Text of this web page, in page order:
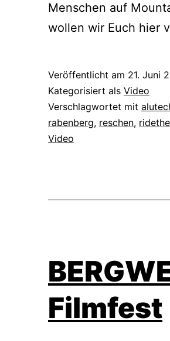
Menschen auf
wollen wir Euch hier
Veröffentlicht am 21. Juni
Kategorisiert als Video
Verschlagwortet mit
rabenberg, reschen,
Video
Filmfest